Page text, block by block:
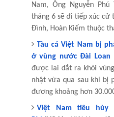
Nam, Ông Nguyễn
tháng 6 sẽ đi tiếp xúc cử
Đình, Hoàn Kiếm thuộc
Tàu cá Việt Nam bị
ở vùng nước Đài Loan
được lai dắt ra khỏi
nhật vừa qua sau khi
đương khoảng hơn
Việt Nam tiêu hủy